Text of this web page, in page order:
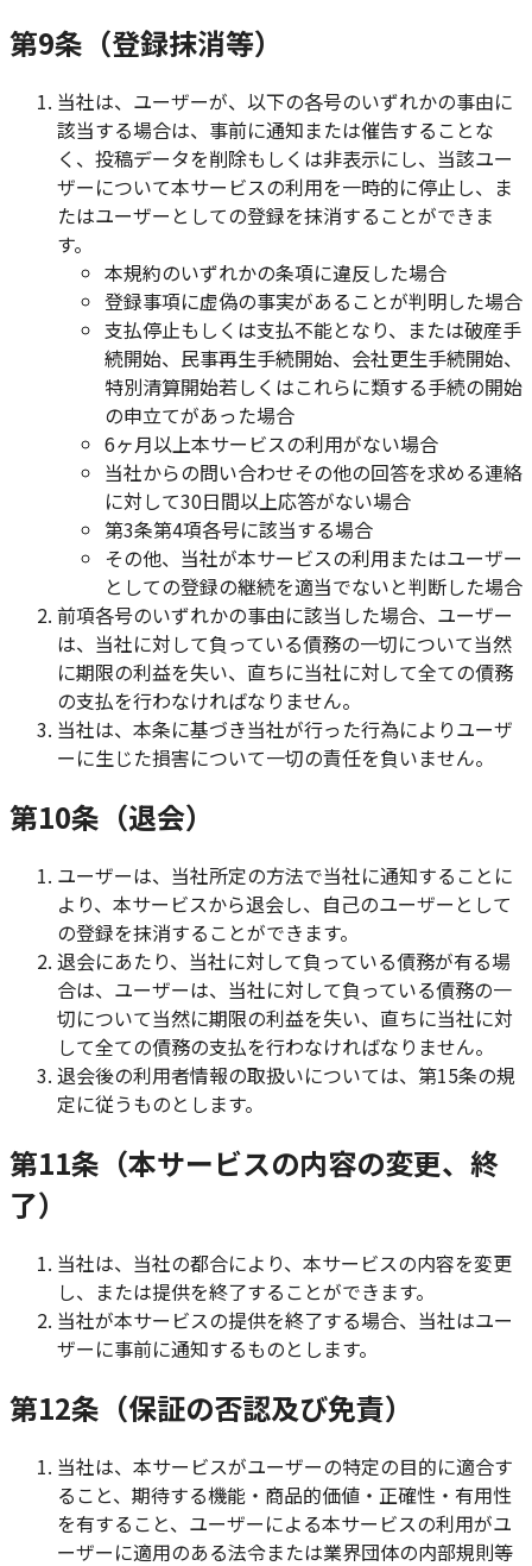
第9条（登録抹消等）
当社は、ユーザーが、以下の各号のいずれかの事由に
該当する場合は、事前に通知または催告することな
く、投稿データを削除もしくは非表示にし、当該ユー
ザーについて本サービスの利用を一時的に停止し、ま
たはユーザーとしての登録を抹消することができま
す。
本規約のいずれかの条項に違反した場合
登録事項に虚偽の事実があることが判明した場合
支払停止もしくは支払不能となり、または破産手
続開始、民事再生手続開始、会社更生手続開始、
特別清算開始若しくはこれらに類する手続の開始
の申立てがあった場合
6ヶ月以上本サービスの利用がない場合
当社からの問い合わせその他の回答を求める連絡
に対して30日間以上応答がない場合
第3条第4項各号に該当する場合
その他、当社が本サービスの利用またはユーザー
としての登録の継続を適当でないと判断した場合
前項各号のいずれかの事由に該当した場合、ユーザー
は、当社に対して負っている債務の一切について当然
に期限の利益を失い、直ちに当社に対して全ての債務
の支払を行わなければなりません。
当社は、本条に基づき当社が行った行為によりユーザ
ーに生じた損害について一切の責任を負いません。
第10条（退会）
ユーザーは、当社所定の方法で当社に通知することに
より、本サービスから退会し、自己のユーザーとして
の登録を抹消することができます。
退会にあたり、当社に対して負っている債務が有る場
合は、ユーザーは、当社に対して負っている債務の一
切について当然に期限の利益を失い、直ちに当社に対
して全ての債務の支払を行わなければなりません。
退会後の利用者情報の取扱いについては、第15条の規
定に従うものとします。
第11条（本サービスの内容の変更、終
了）
当社は、当社の都合により、本サービスの内容を変更
し、または提供を終了することができます。
当社が本サービスの提供を終了する場合、当社はユー
ザーに事前に通知するものとします。
第12条（保証の否認及び免責）
当社は、本サービスがユーザーの特定の目的に適合す
ること、期待する機能・商品的価値・正確性・有用性
を有すること、ユーザーによる本サービスの利用がユ
ーザーに適用のある法令または業界団体の内部規則等